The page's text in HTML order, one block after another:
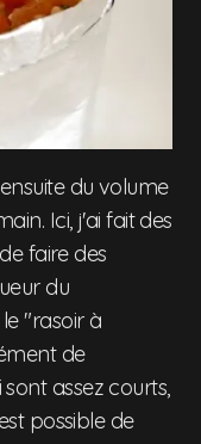
du volume
Ici, j'ai fait des
faire des
du
"rasoir à
de
assez courts,
possible de